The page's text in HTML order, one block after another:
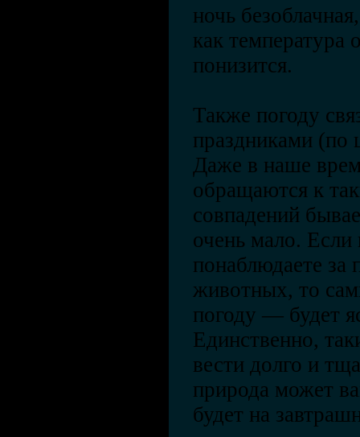
ночь
как
понизится.
Также погоду
праздниками (по
Даже в наше
обращаются к
совпадений
очень мало.
понаблюдаете за
животных, то
погоду — будет
Единственно,
вести долго и
природа может
будет на